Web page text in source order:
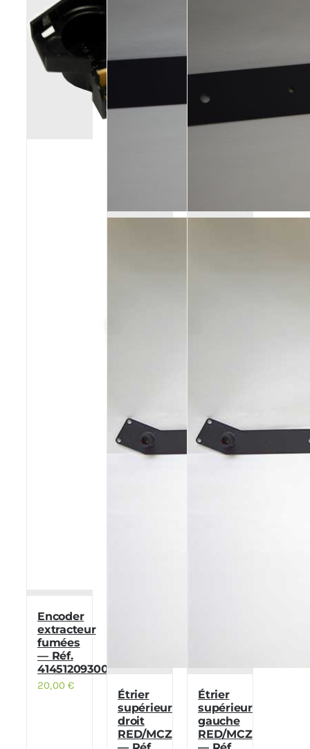
Encoder
extracteur
fumées
— Réf.
41451209300
20,00€
Étrier
supérieur
droit
RED/MCZ
Étrier
supérieur
gauche
RED/MCZ